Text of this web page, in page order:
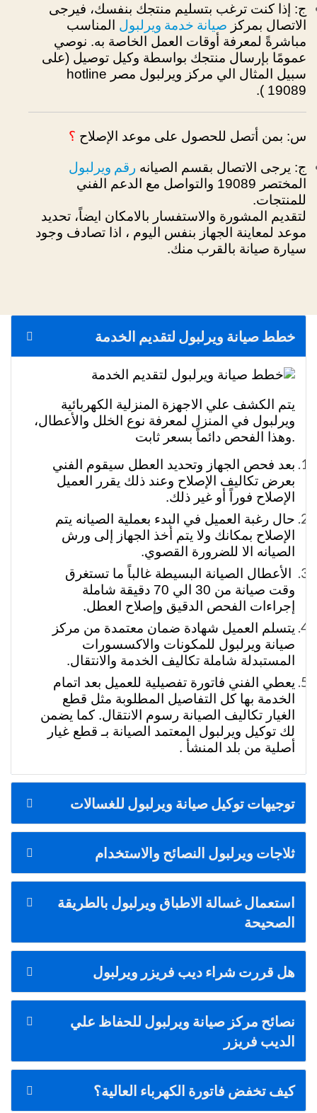
ج: إذا كنت ترغب بتسليم منتجك بنفسك، فيرجى
الاتصال بمركز صيانة خدمة ويرلبول المناسب
مباشرةً لمعرفة أوقات العمل الخاصة به. نوصي
عمومًا بإرسال منتجك بواسطة وكيل توصيل (على
سبيل المثال الي مركز ويرلبول مصر hotline
19089 ).
س: بمن أتصل للحصول على موعد الإصلاح ؟
ج: يرجى الاتصال بقسم الصيانه رقم ويرلبول
المختصر 19089 والتواصل مع الدعم الفني
للمنتجات.
لتقديم المشورة والاستفسار بالامكان ايضاً، تحديد
موعد لمعاينة الجهاز بنفس اليوم ، اذا تصادف وجود
سيارة صيانة بالقرب منك.
خطط صيانة ويرلبول لتقديم الخدمة
يتم الكشف علي الاجهزة المنزلية الكهربائية
ويرلبول في المنزل لمعرفة نوع الخلل والأعطال،
وهذا الفحص دائماً بسعر ثابت.
بعد فحص الجهاز وتحديد العطل سيقوم الفني
بعرض تكاليف الإصلاح وعند ذلك يقرر العميل
الإصلاح فوراً أو غير ذلك.
حال رغبة العميل في البدء بعملية الصيانه يتم
الإصلاح بمكانك ولا يتم أخذ الجهاز إلى ورش
الصيانه الا للضرورة القصوي.
الأعطال الصيانة البسيطة غالباً ما تستغرق
وقت صيانة من 30 الي 70 دقيقة شاملة
إجراءات الفحص الدقيق وإصلاح العطل.
يتسلم العميل شهادة ضمان معتمدة من مركز
صيانة ويرلبول للمكونات والاكسسورات
المستبدلة شاملة تكاليف الخدمة والانتقال.
يعطي الفني فاتورة تفصيلية للعميل بعد اتمام
الخدمة بها كل التفاصيل المطلوبة مثل قطع
الغيار تكاليف الصيانة رسوم الانتقال. كما يضمن
لك توكيل ويرلبول المعتمد الصيانة بـ قطع غيار
أصلية من بلد المنشأ .
توجيهات توكيل صيانة ويرلبول للغسالات
ثلاجات ويرلبول النصائح والاستخدام
استعمال غسالة الاطباق ويرلبول بالطريقة
الصحيحة
هل قررت شراء ديب فريزر ويرلبول
نصائح مركز صيانة ويرلبول للحفاظ علي
الديب فريزر
كيف تخفض فاتورة الكهرباء العالية؟